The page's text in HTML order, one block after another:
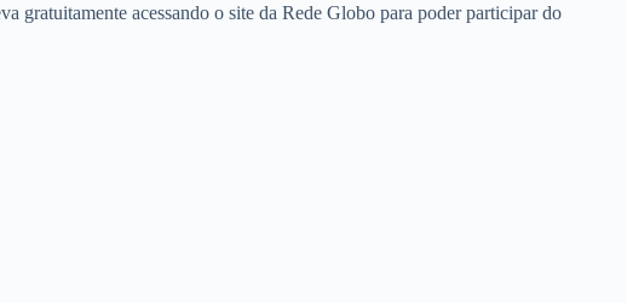
gratuitamente acessando o site da Rede Globo para poder participar do